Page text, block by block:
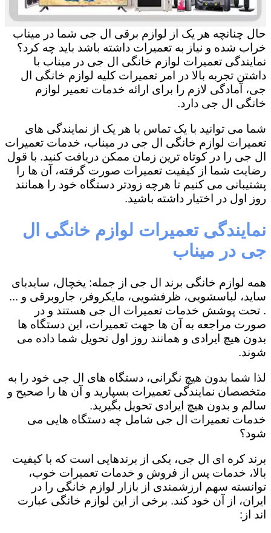
حال چنانچه هر یک از لوازم برقی ال جی شما در میناب
خراب شده و نیاز به تعمیرات داشته باشد باید چه کرد؟
نمایندگی تعمیرات لوازم خانگی ال جی در میناب با
داشتن تجربه بالا در امر تعمیرات کلیه لوازم خانگی ال
جی، آمادگی لازم را برای ارائه خدمات تعمیر لوازم
خانگی ال جی دارد.
شما می توانید با یک تماس با هر یک از نمایندگی های
تعمیرات لوازم خانگی ال جی در میناب، خدمات تعمیرات
ال جی را در کوتاه ترین زمان ممکن دریافت کنید. با قول
رضایت شما از کیفیت تعمیرات صورت گرفته، آن ها را
پشتیبانی می کنیم تا هرچه زودتر دستگاه خود را همانند
روز اول در اختیار داشته باشید.
نمایندگی تعمیرات لوازم خانگی ال
جی در میناب
همه لوازم خانگی برند ال جی از جمله: یخچال، سایدبای
ساید، لباسشویی، ظرفشویی، مایکروفر، جاروبرقی و ...
. تحت پوشش خدمات تعمیرات ال جی هستند و در
صورت مراجعه به آن ها جهت تعمیرات، این دستگاه ها
بدون هیچ ایرادی و همانند روز اول تحویل شما داده می
شوند.
لذا شما بدون هیچ نگرانی، دستگاه های ال جی خود را به
متخصصان نمایندگی تعمیرات بسپارید و آن ها را صحیح و
سالم و بدون هیچ ایرادی تحویل بگیرید.
خدمات تعمیرات ال جی شامل چه دستگاه هایی می
شود؟
برند کره ای ال جی، یکی از برندهایی است که با کیفیت
بالا، خدمات پس از فروش و خدمات تعمیرات خوب،
توانسته سهم ارزشمندی از بازار لوازم خانگی را در
ایران، از آن خود کند. برخی از این لوازم خانگی عبارت
اند از: